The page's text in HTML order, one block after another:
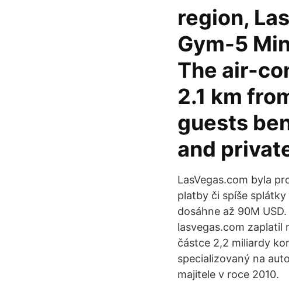
region,
Gym-5
The air-
2.1 km
guests
and
LasVegas.com byla
platby či spíše
dosáhne až 90M
lasvegas.com zaplatil
částce 2,2 miliardy
specializovaný na
majitele v roce 2010.